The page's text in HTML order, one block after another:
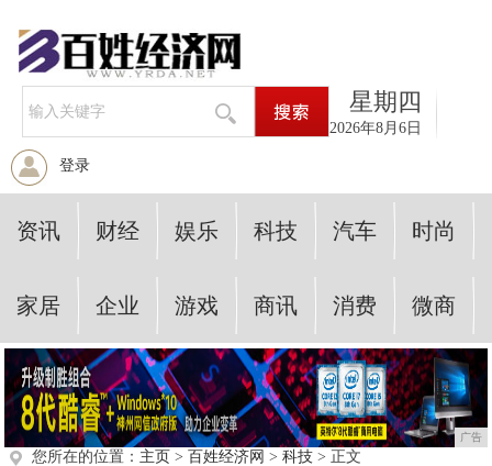
星期四
2026年8月6日
登录
资讯 财经 娱乐 科技 汽车 时尚
家居 企业 游戏 商讯 消费 微商
广告
您所在的位置： 主页 > 百姓经济网 > 科技> 正文